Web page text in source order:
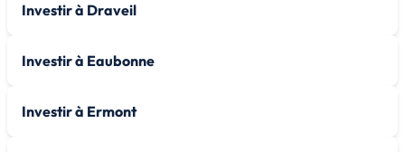
Investir à Draveil
Investir à Eaubonne
Investir à Ermont